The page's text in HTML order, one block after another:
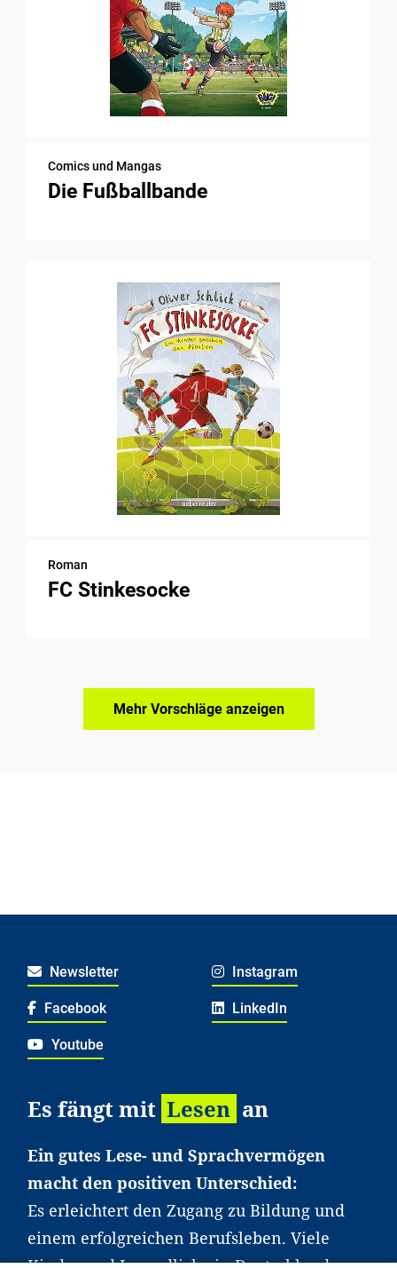
Comics und Mangas
Die Fußballbande
Roman
FC Stinkesocke
Mehr Vorschläge anzeigen
Newsletter Instagram
Facebook LinkedIn
Youtube
Es fängt mit Lesen an
Ein gutes Lese- und Sprachvermögen
macht den positiven Unterschied:
Es erleichtert den Zugang zu Bildung und
einem erfolgreichen Berufsleben. Viele